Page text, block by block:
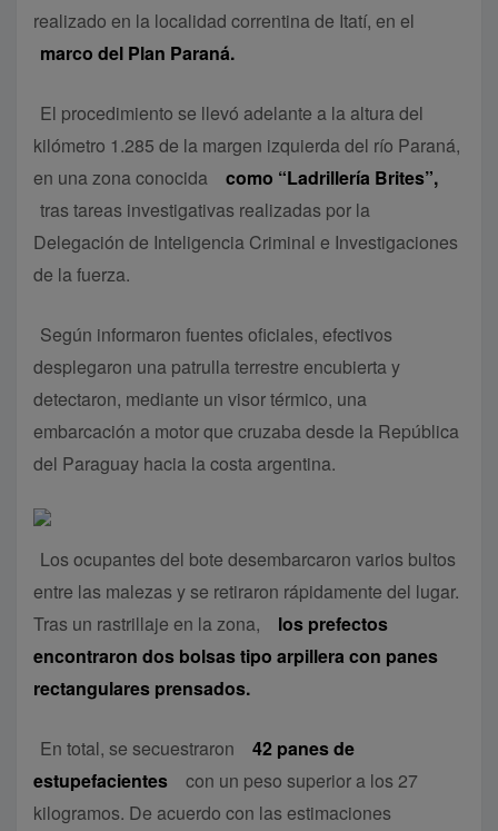
realizado en la localidad correntina de Itatí, en el
marco del Plan Paraná.
El procedimiento se llevó adelante a la altura del
kilómetro 1.285 de la margen izquierda del río Paraná,
en una zona conocida
como “Ladrillería Brites”,
tras tareas investigativas realizadas por la
Delegación de Inteligencia Criminal e Investigaciones
de la fuerza.
Según informaron fuentes oficiales, efectivos
desplegaron una patrulla terrestre encubierta y
detectaron, mediante un visor térmico, una
embarcación a motor que cruzaba desde la República
del Paraguay hacia la costa argentina.
Los ocupantes del bote desembarcaron varios bultos
entre las malezas y se retiraron rápidamente del lugar.
Tras un rastrillaje en la zona,
los prefectos
encontraron dos bolsas tipo arpillera con panes
rectangulares prensados.
En total, se secuestraron
42 panes de
estupefacientes
con un peso superior a los 27
kilogramos. De acuerdo con las estimaciones